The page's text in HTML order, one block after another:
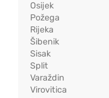
Osijek
Požega
Rijeka
Šibenik
Sisak
Split
Varaždin
Virovitica